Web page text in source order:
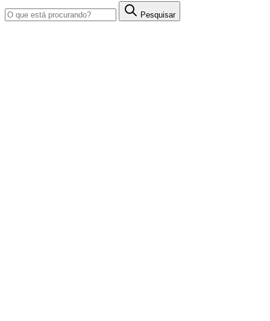
Pesquisar